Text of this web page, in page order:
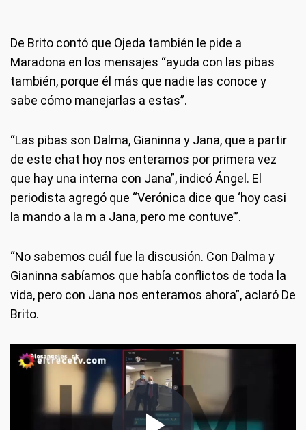
De Brito contó que Ojeda también le pide a
Maradona en los mensajes “ayuda con las pibas
también, porque él más que nadie las conoce y
sabe cómo manejarlas a estas”.
“Las pibas son Dalma, Gianinna y Jana, que a partir
de este chat hoy nos enteramos por primera vez
que hay una interna con Jana”, indicó Ángel. El
periodista agregó que “Verónica dice que ‘hoy casi
la mando a la m a Jana, pero me contuve’”.
“No sabemos cuál fue la discusión. Con Dalma y
Gianinna sabíamos que había conflictos de toda la
vida, pero con Jana nos enteramos ahora”, aclaró De
Brito.